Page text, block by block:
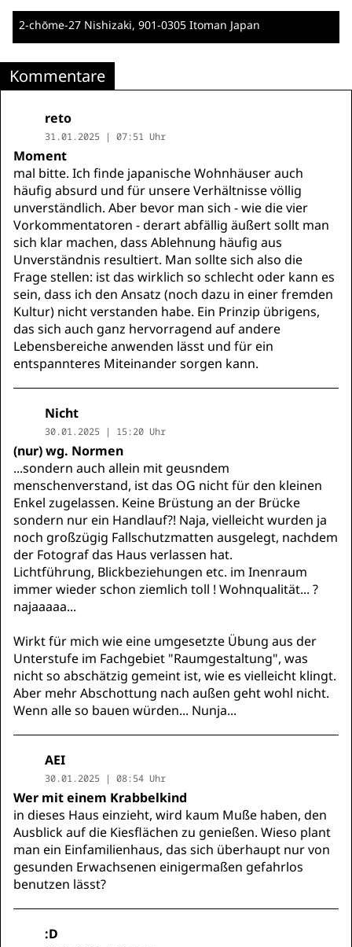
2-chōme-27 Nishizaki, 901-0305 Itoman Japan
Kommentare
reto
31.01.2025 | 07:51 Uhr
Moment
mal bitte. Ich finde japanische Wohnhäuser auch
häufig absurd und für unsere Verhältnisse völlig
unverständlich. Aber bevor man sich - wie die vier
Vorkommentatoren - derart abfällig äußert sollt man
sich klar machen, dass Ablehnung häufig aus
Unverständnis resultiert. Man sollte sich also die
Frage stellen: ist das wirklich so schlecht oder kann es
sein, dass ich den Ansatz (noch dazu in einer fremden
Kultur) nicht verstanden habe. Ein Prinzip übrigens,
das sich auch ganz hervorragend auf andere
Lebensbereiche anwenden lässt und für ein
entspannteres Miteinander sorgen kann.
Nicht
30.01.2025 | 15:20 Uhr
(nur) wg. Normen
...sondern auch allein mit geusndem
menschenverstand, ist das OG nicht für den kleinen
Enkel zugelassen. Keine Brüstung an der Brücke
sondern nur ein Handlauf?! Naja, vielleicht wurden ja
noch großzügig Fallschutzmatten ausgelegt, nachdem
der Fotograf das Haus verlassen hat.
Lichtführung, Blickbeziehungen etc. im Inenraum
immer wieder schon ziemlich toll ! Wohnqualität... ?
najaaaaa...
Wirkt für mich wie eine umgesetzte Übung aus der
Unterstufe im Fachgebiet "Raumgestaltung", was
nicht so abschätzig gemeint ist, wie es vielleicht klingt.
Aber mehr Abschottung nach außen geht wohl nicht.
Wenn alle so bauen würden... Nunja...
AEI
30.01.2025 | 08:54 Uhr
Wer mit einem Krabbelkind
in dieses Haus einzieht, wird kaum Muße haben, den
Ausblick auf die Kiesflächen zu genießen. Wieso plant
man ein Einfamilienhaus, das sich überhaupt nur von
gesunden Erwachsenen einigermaßen gefahrlos
benutzen lässt?
:D